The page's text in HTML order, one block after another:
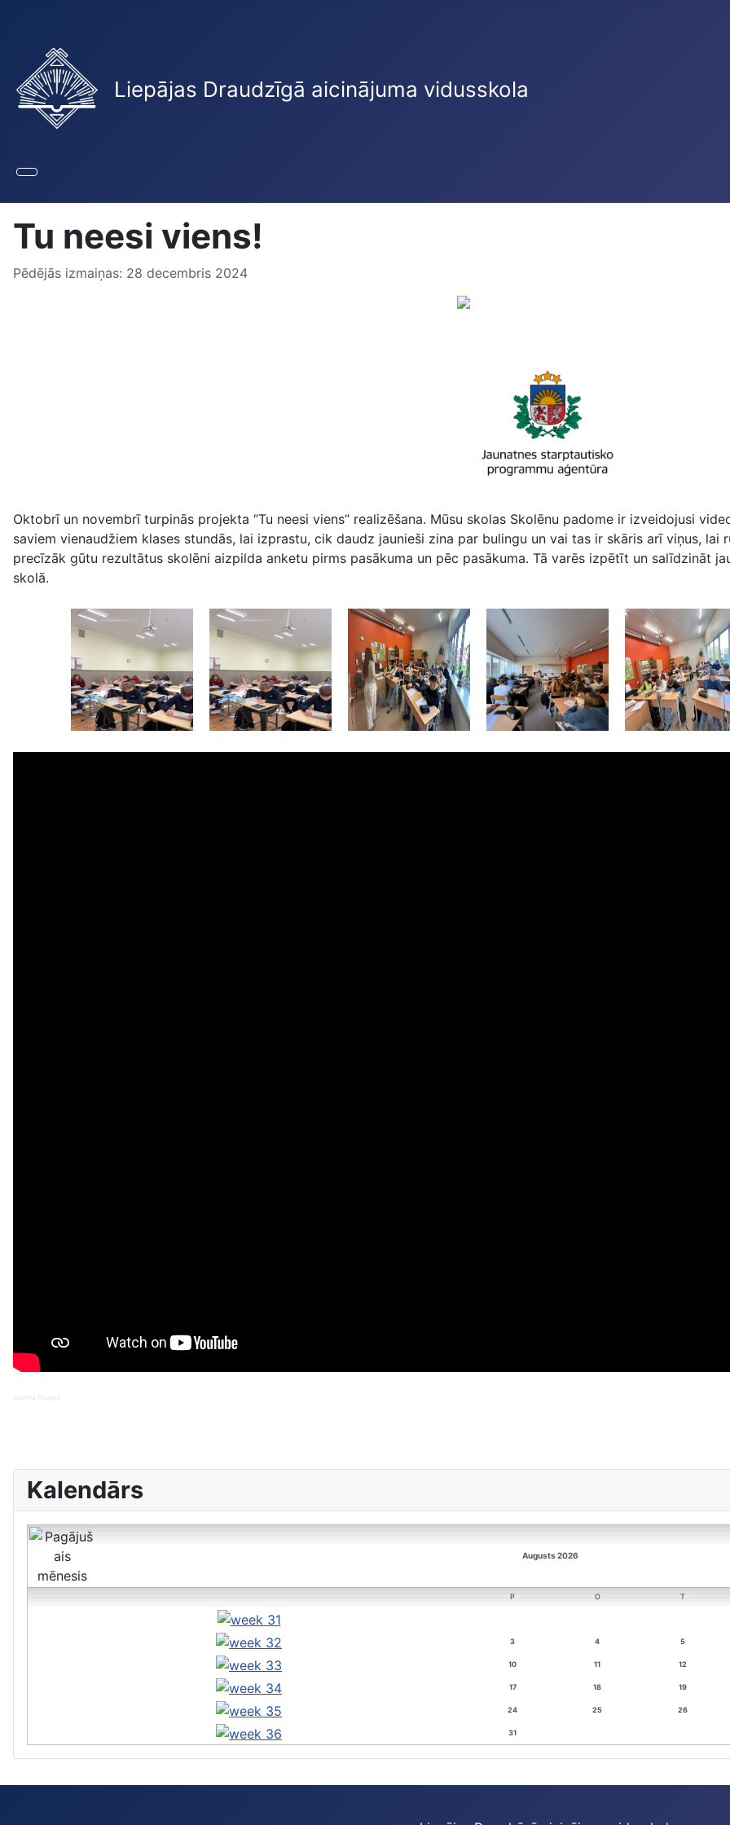
Liepājas Draudzīgā aicinājuma vidusskola
Tu neesi viens!
Pēdējās izmaiņas: 28 decembris 2024
Oktobrī un novembrī turpinās projekta ‘’Tu neesi viens’’ realizēšana. Mūsu skolas Skolēnu padome ir izveidojusi
saviem vienaudžiem klases stundās, lai izprastu, cik daudz jaunieši zina par bulingu un vai tas ir skāris arī viņus,
precīzāk gūtu rezultātus skolēni aizpilda anketu pirms pasākuma un pēc pasākuma. Tā varēs izpētīt un salīdzināt
skolā.
Joomla Plugins
Kalendārs
Augusts 2026
P O T
3 4 5
10 11 12
17 18 19
24 25 26
31